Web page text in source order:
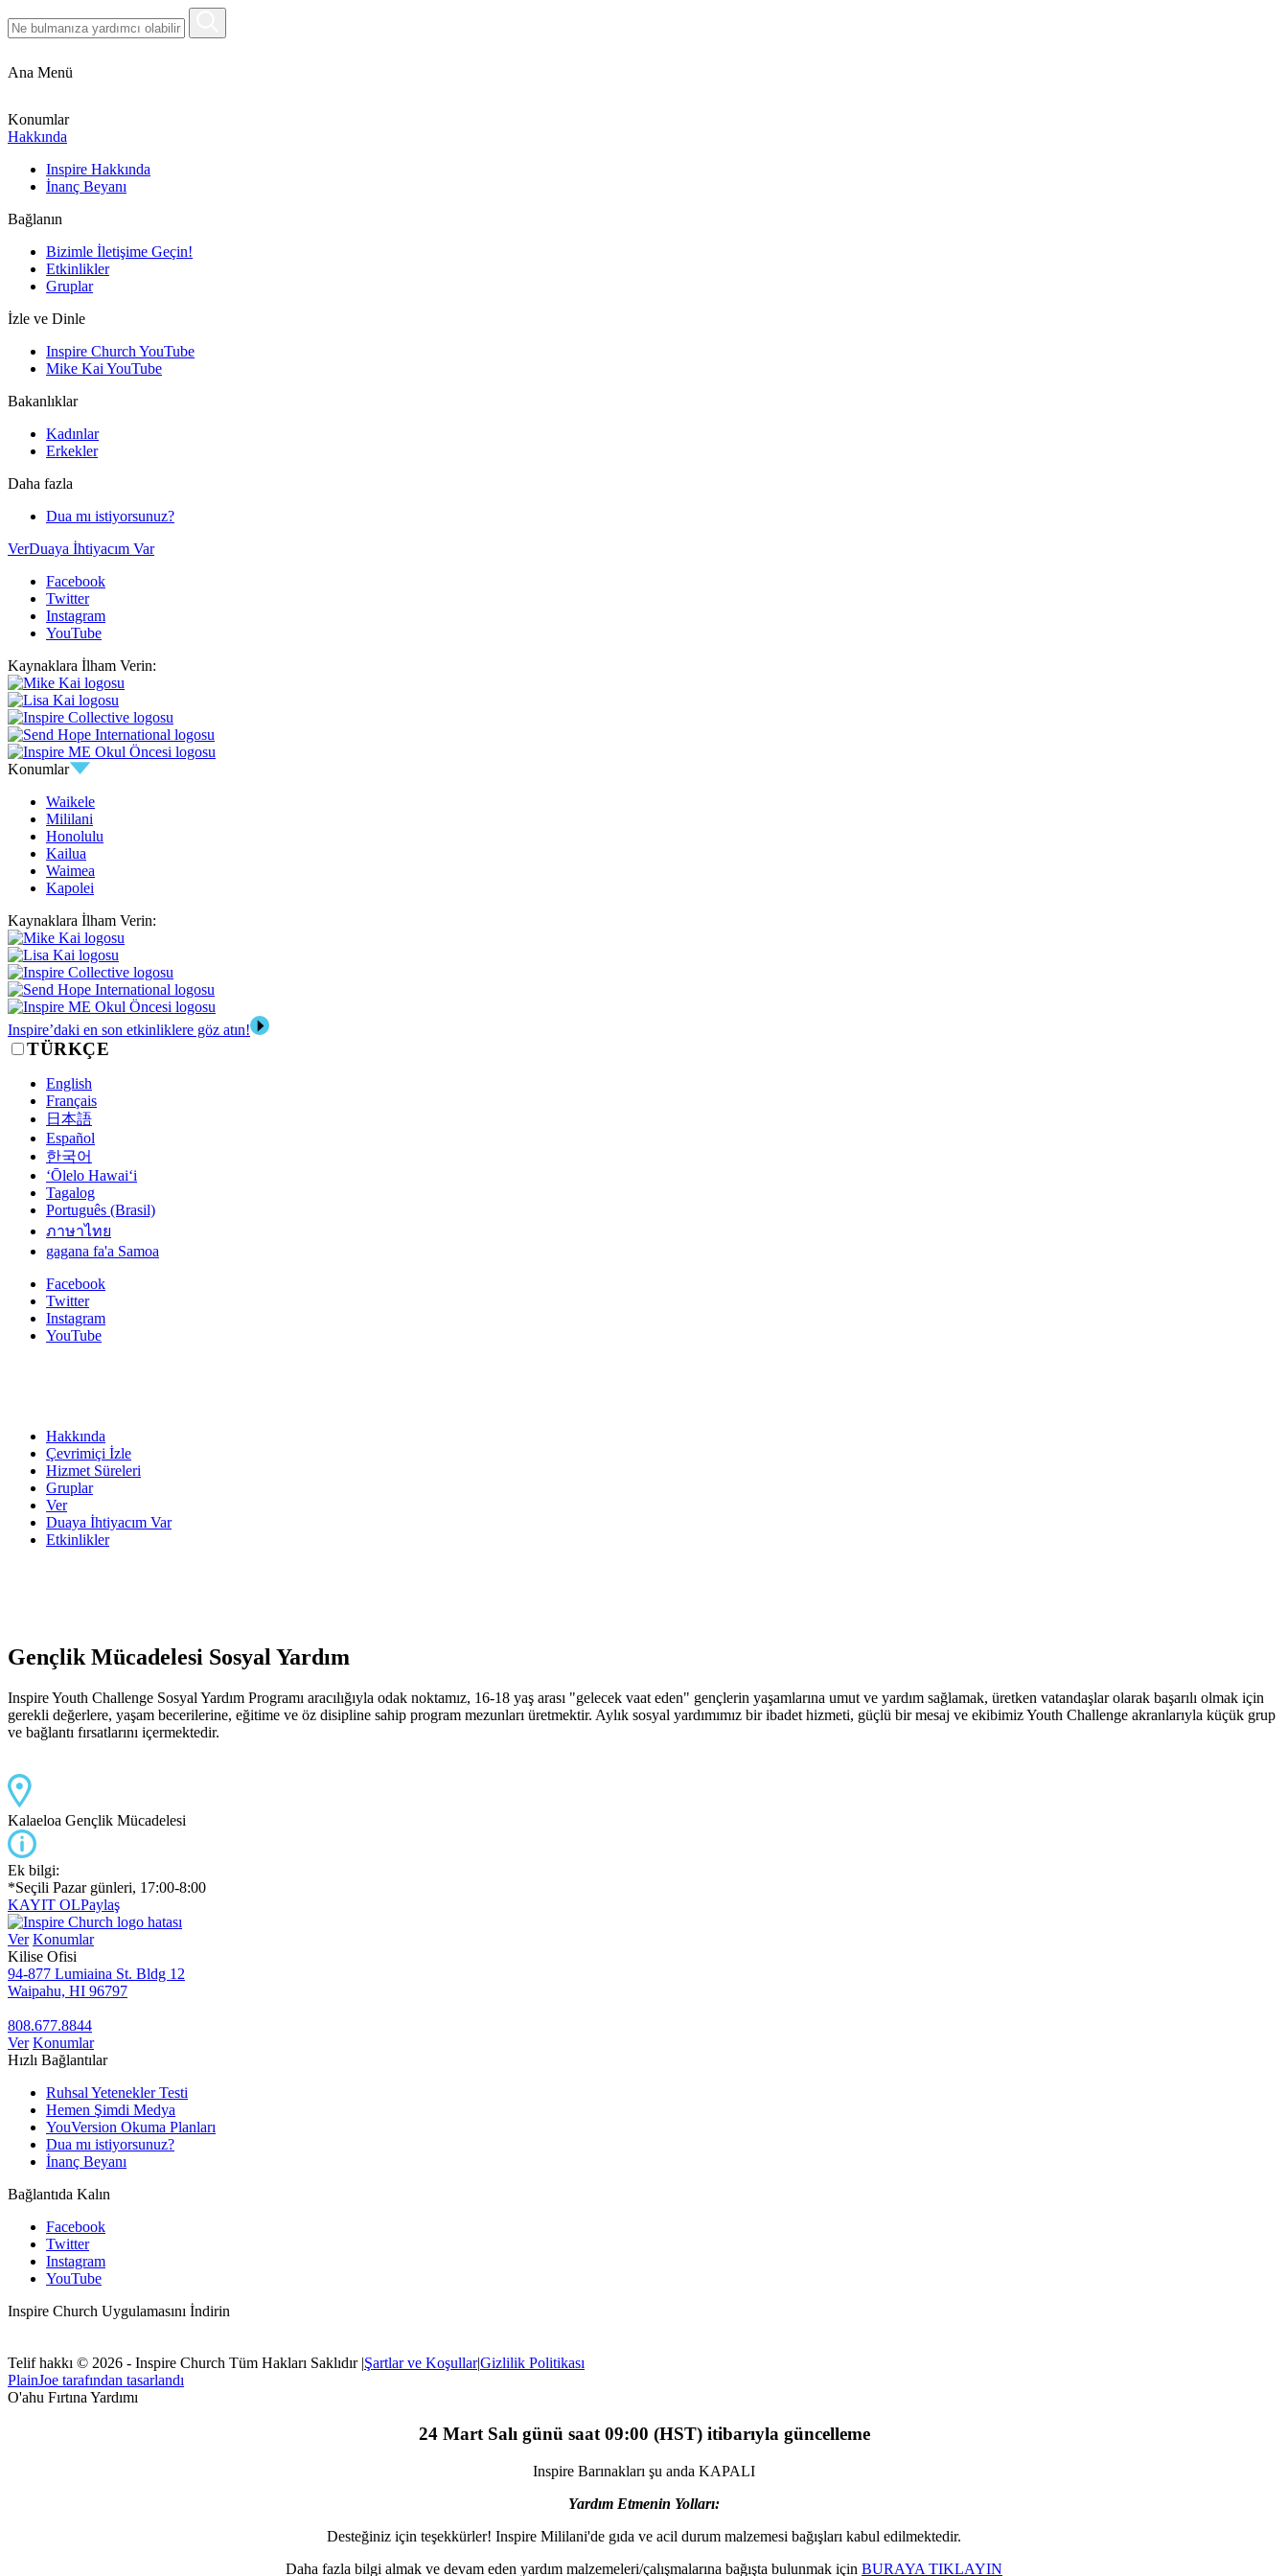
Ana Menü
Konumlar
Hakkında
Inspire Hakkında
İnanç Beyanı
Bağlanın
Bizimle İletişime Geçin!
Etkinlikler
Gruplar
İzle ve Dinle
Inspire Church YouTube
Mike Kai YouTube
Bakanlıklar
Kadınlar
Erkekler
Daha fazla
Dua mı istiyorsunuz?
VerDuaya İhtiyacım Var
Facebook
Twitter
Instagram
YouTube
Kaynaklara İlham Verin:
Konumlar
Waikele
Mililani
Honolulu
Kailua
Waimea
Kapolei
Kaynaklara İlham Verin:
Inspire’daki en son etkinliklere göz atın!
TÜRKÇE
English
Français
日本語
Español
한국어
‘Ōlelo Hawai‘i
Tagalog
Português (Brasil)
ภาษาไทย
gagana fa'a Samoa
Facebook
Twitter
Instagram
YouTube
Hakkında
Çevrimiçi İzle
Hizmet Süreleri
Gruplar
Ver
Duaya İhtiyacım Var
Etkinlikler
Gençlik Mücadelesi Sosyal Yardım
Inspire Youth Challenge Sosyal Yardım Programı aracılığıyla odak noktamız, 16-18 yaş arası "gelecek vaat eden" gençlerin yaşamlarına umut ve yardım sağlamak, üretken vatandaşlar olarak başarılı olmak için
gerekli değerlere, yaşam becerilerine, eğitime ve öz disipline sahip program mezunları üretmektir. Aylık sosyal yardımımız bir ibadet hizmeti, güçlü bir mesaj ve ekibimiz Youth Challenge akranlarıyla küçük grup
ve bağlantı fırsatlarını içermektedir.
Kalaeloa Gençlik Mücadelesi
Ek bilgi:
*Seçili Pazar günleri, 17:00-8:00
KAYIT OLPaylaş
Ver Konumlar
Kilise Ofisi
94-877 Lumiaina St. Bldg 12
Waipahu, HI 96797
808.677.8844
Ver Konumlar
Hızlı Bağlantılar
Ruhsal Yetenekler Testi
Hemen Şimdi Medya
YouVersion Okuma Planları
Dua mı istiyorsunuz?
İnanç Beyanı
Bağlantıda Kalın
Facebook
Twitter
Instagram
YouTube
Inspire Church Uygulamasını İndirin
Telif hakkı © 2026 - Inspire Church Tüm Hakları Saklıdır |Şartlar ve Koşullar|Gizlilik Politikası
PlainJoe tarafından tasarlandı
O'ahu Fırtına Yardımı
24 Mart Salı günü saat 09:00 (HST) itibarıyla güncelleme
Inspire Barınakları şu anda KAPALI
Yardım Etmenin Yolları:
Desteğiniz için teşekkürler! Inspire Mililani'de gıda ve acil durum malzemesi bağışları kabul edilmektedir.
Daha fazla bilgi almak ve devam eden yardım malzemeleri/çalışmalarına bağışta bulunmak için BURAYA TIKLAYIN